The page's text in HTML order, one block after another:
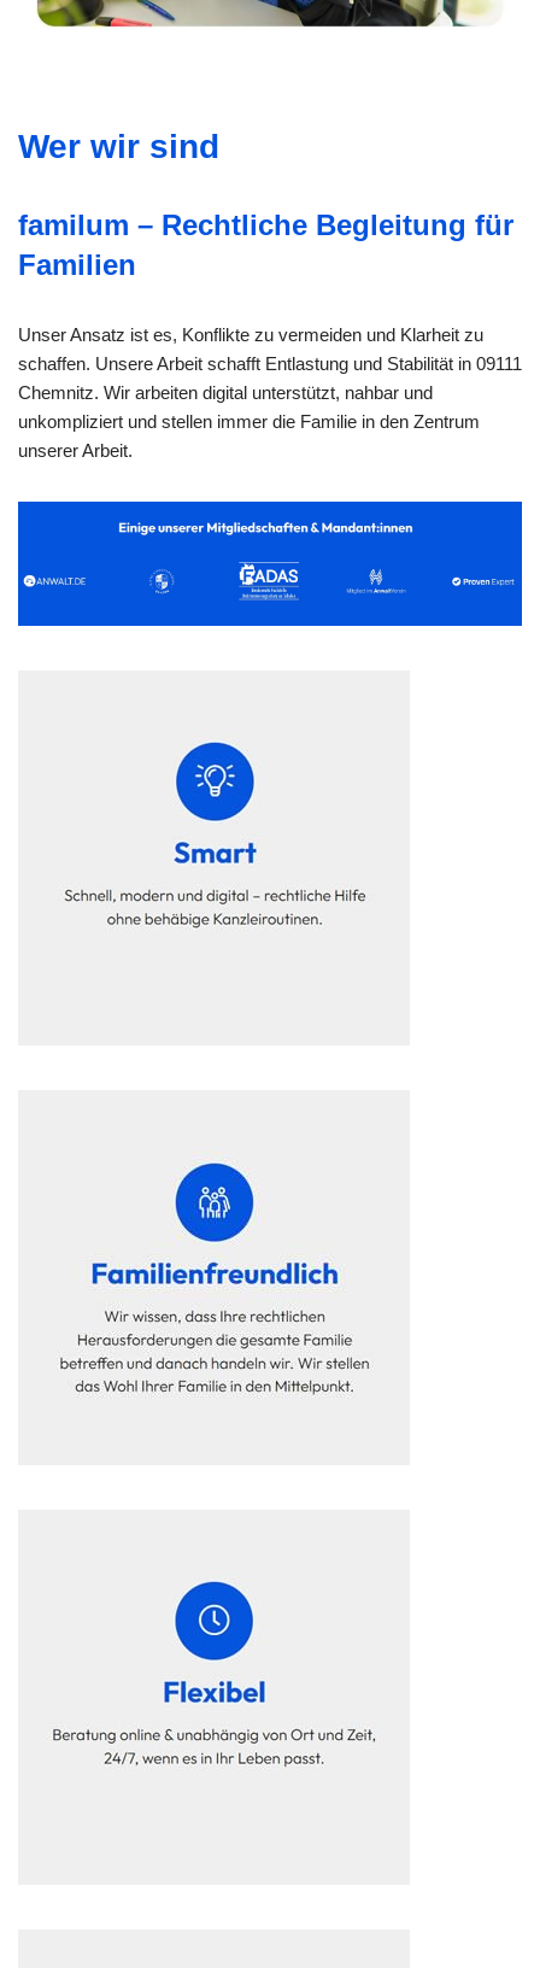
Wer wir sind
familum – Rechtliche Begleitung für
Familien
Unser Ansatz ist es, Konflikte zu vermeiden und Klarheit zu
schaffen. Unsere Arbeit schafft Entlastung und Stabilität in 09111
Chemnitz. Wir arbeiten digital unterstützt, nahbar und
unkompliziert und stellen immer die Familie in den Zentrum
unserer Arbeit.